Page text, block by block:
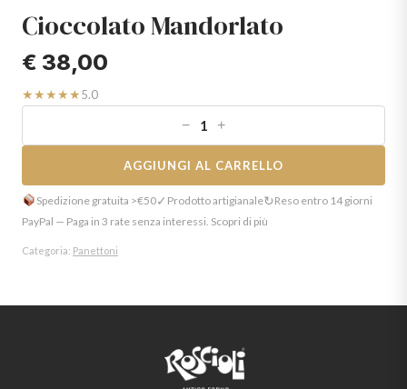
Cioccolato Mandorlato
€ 38,00
★★★★★5.0
− +
AGGIUNGI AL CARRELLO
Spedizione gratuita >€50✓ Prodotto artigianale↻Reso entro 14 giorni
PayPal — Paga in 3 rate senza interessi. Scopri di più
Categoria: Panettoni